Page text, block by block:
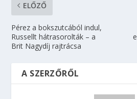
ELŐZŐ
Pérez a bokszutcából indul,
Russellt hátrasorolták – a
Brit Nagydíj rajtrácsa
A SZERZŐRŐL